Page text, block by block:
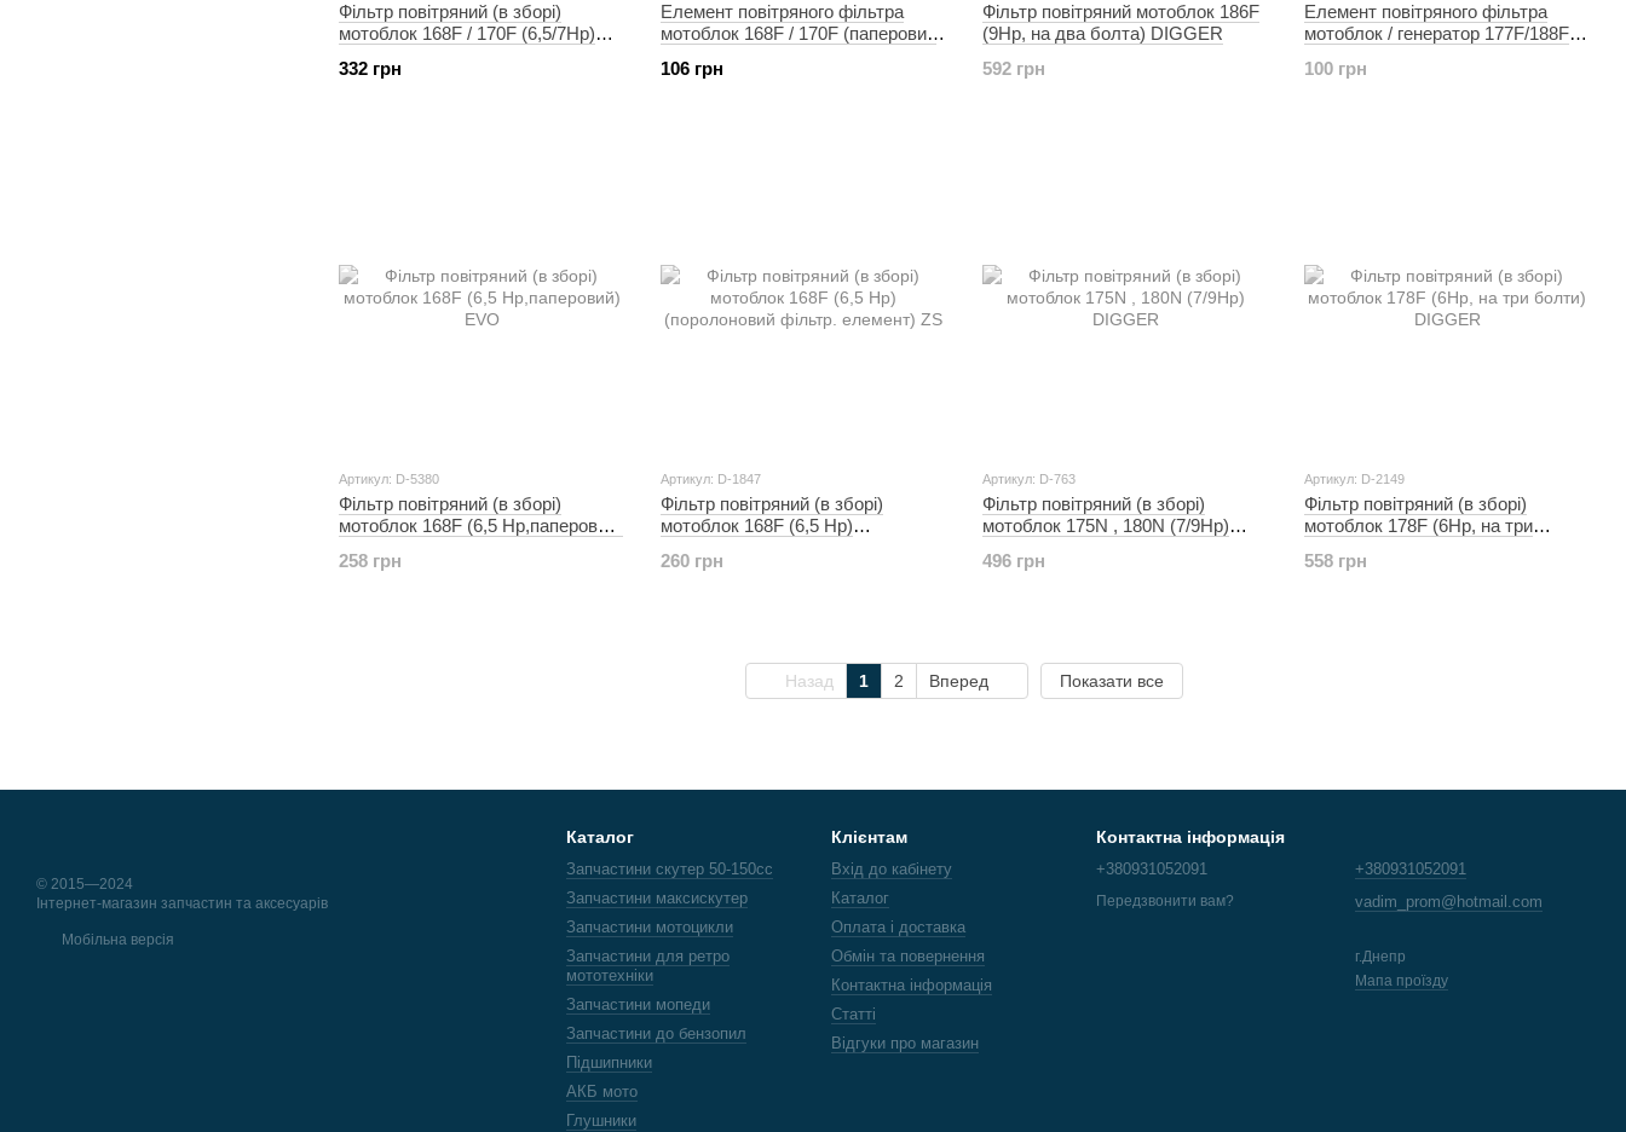
Фільтр повітряний (в зборі)
мотоблок 168F / 170F (6,5/7Hp)
332 грн
Елемент повітряного фільтра
мотоблок 168F / 170F (паперовий
106 грн
Фільтр повітряний мотоблок 186F
(9Hp, на два болта) DIGGER
592 грн
Елемент повітряного фільтра
мотоблок / генератор 177F/188F
TD
100 грн
Артикул: D-5380
Фільтр повітряний (в зборі)
мотоблок 168F (6,5 Hp,паперовий)
258 грн
Артикул: D-1847
Фільтр повітряний (в зборі)
мотоблок 168F (6,5 Hp)
ZS
260 грн
Артикул: D-763
Фільтр повітряний (в зборі)
мотоблок 175N , 180N (7/9Hp)
496 грн
Артикул: D-2149
Фільтр повітряний (в зборі)
мотоблок 178F (6Hp, на три
558 грн
Назад 1 2 Вперед Показати все
© 2015—2024
Інтернет-магазин запчастин та аксесуарів
Мобільна версія
Каталог
Запчастини скутер 50-150cc
Запчастини максискутер
Запчастини мотоцикли
Запчастини для ретро
мототехніки
Запчастини мопеди
Запчастини до бензопил
Підшипники
АКБ мото
Глушники
Клієнтам
Вхід до кабінету
Каталог
Оплата і доставка
Обмін та повернення
Контактна інформація
Статті
Відгуки про магазин
Контактна інформація
+380931052091
Передзвонити вам?
+380931052091
vadim_prom@hotmail.com
г.Днепр
Мапа проїзду